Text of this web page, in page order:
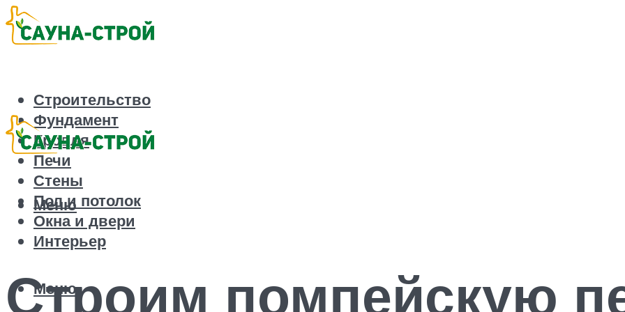
Строительство
Фундамент
Кровля
Печи
Стены
Пол и потолок
Окна и двери
Интерьер
Меню
Меню
Строим помпейскую